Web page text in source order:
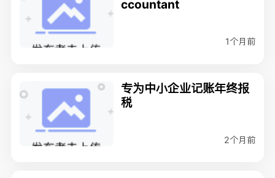
ccountant
1个月前
专为中小企业记账年终报
税
2个月前